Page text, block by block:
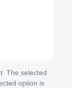
The selected
option is